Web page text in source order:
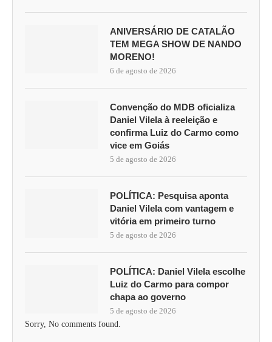
ANIVERSÁRIO DE CATALÃO
TEM MEGA SHOW DE NANDO
MORENO!
6 de agosto de 2026
Convenção do MDB oficializa
Daniel Vilela à reeleição e
confirma Luiz do Carmo como
vice em Goiás
5 de agosto de 2026
POLÍTICA: Pesquisa aponta
Daniel Vilela com vantagem e
vitória em primeiro turno
5 de agosto de 2026
POLÍTICA: Daniel Vilela escolhe
Luiz do Carmo para compor
chapa ao governo
5 de agosto de 2026
Sorry, No comments found.